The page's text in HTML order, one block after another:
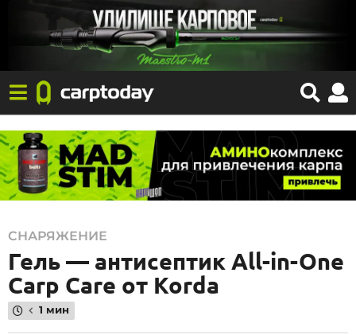
1
5
.
0
1
СНАРЯЖЕНИЕ
Гель — антисептик All-in-One
Carp Care от Korda
1 мин